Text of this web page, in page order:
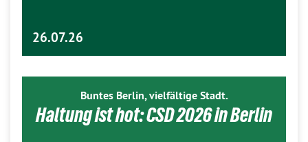
26.07.26
Buntes Berlin, vielfältige Stadt.
Haltung ist hot: CSD 2026 in Berlin